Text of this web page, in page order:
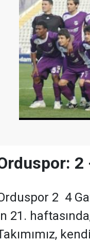
2
2  4
21.